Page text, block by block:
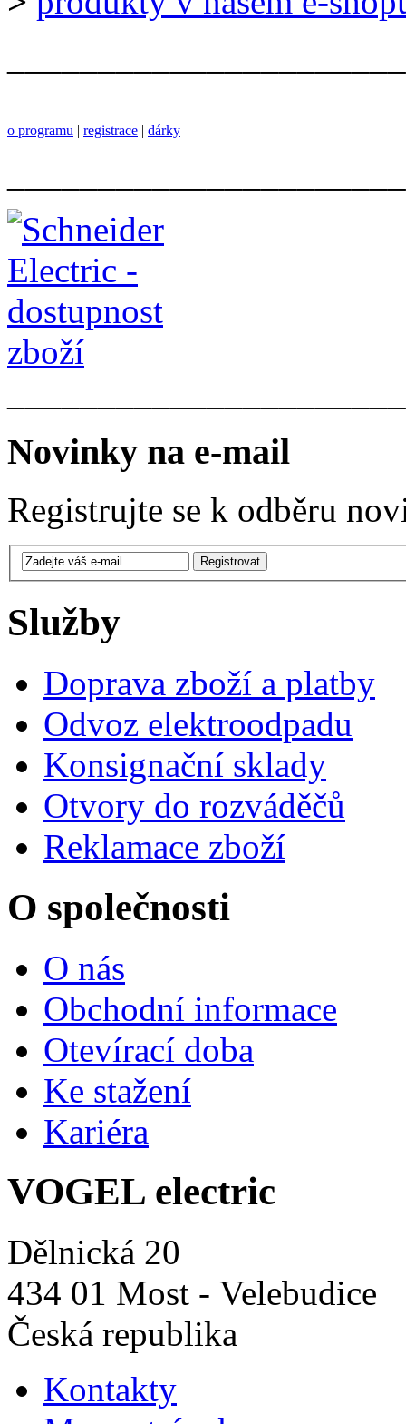
o programu | registrace | dárky
Novinky na e-mail
Registrujte se k odběru
Služby
Doprava zboží a platby
Odvoz elektroodpadu
Konsignační sklady
Otvory do rozváděčů
Reklamace zboží
O společnosti
O nás
Obchodní informace
Otevírací doba
Ke stažení
Kariéra
VOGEL electric
Dělnická 20
434 01 Most - Velebudice
Česká republika
Kontakty